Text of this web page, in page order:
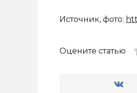
Источник, фото:
Оцените статью